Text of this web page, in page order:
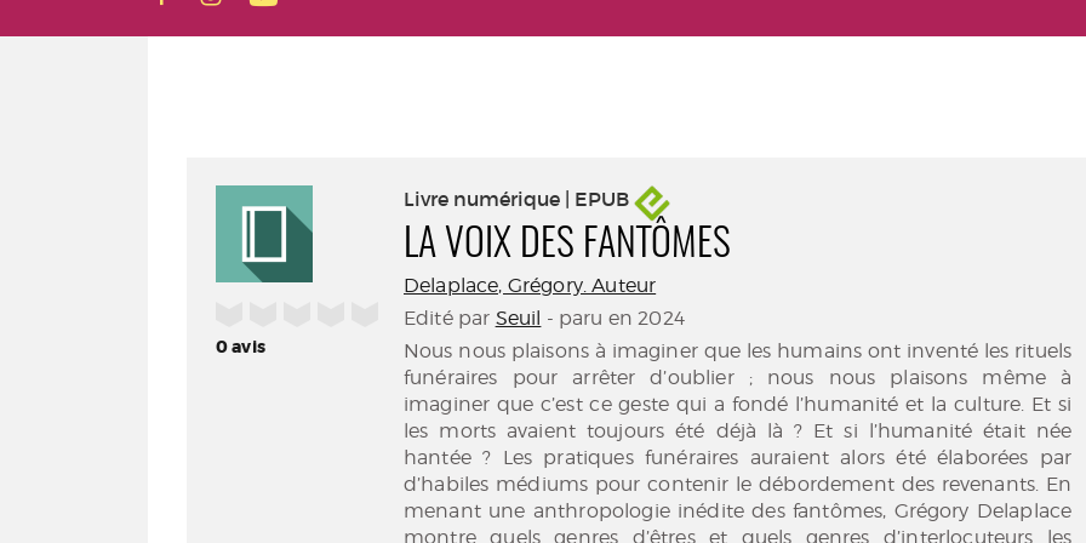
0avis
Livre numérique | EPUB
LA VOIX DES FANTÔMES
Delaplace, Grégory. Auteur
Edité par Seuil - paru en 2024
Nous nous plaisons à imaginer que les humains ont inventé les rituels
funéraires pour arrêter d’oublier ; nous nous plaisons même à
imaginer que c’est ce geste qui a fondé l’humanité et la culture. Et si
les morts avaient toujours été déjà là ? Et si l’humanité était née
hantée ? Les pratiques funéraires auraient alors été élaborées par
d’habiles médiums pour contenir le débordement des revenants. En
menant une anthropologie inédite des fantômes, Grégory Delaplace
montre quels genres d’êtres et quels genres d’interlocuteurs les